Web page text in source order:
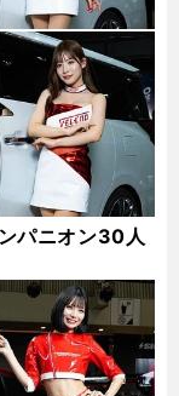
パニオン30人